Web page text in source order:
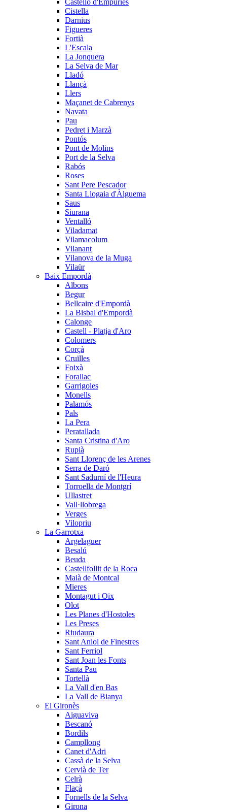
Castelló d'Empúries
Cistella
Darnius
Figueres
Fortià
L'Escala
La Jonquera
La Selva de Mar
Lladó
Llançà
Llers
Maçanet de Cabrenys
Navata
Pau
Pedret i Marzà
Pontós
Pont de Molins
Port de la Selva
Rabós
Roses
Sant Pere Pescador
Santa Llogaia d'Àlguema
Saus
Siurana
Ventalló
Viladamat
Vilamacolum
Vilanant
Vilanova de la Muga
Vilaür
Baix Empordà
Albons
Begur
Bellcaire d'Empordà
La Bisbal d'Empordà
Calonge
Castell - Platja d'Aro
Colomers
Corçà
Cruïlles
Foixà
Forallac
Garrigoles
Monells
Palamós
Pals
La Pera
Peratallada
Santa Cristina d'Aro
Rupià
Sant Llorenç de les Arenes
Serra de Daró
Sant Sadurní de l'Heura
Torroella de Montgrí
Ullastret
Vall·llobrega
Verges
Vilopriu
La Garrotxa
Argelaguer
Besalú
Beuda
Castellfollit de la Roca
Maià de Montcal
Mieres
Montagut i Oix
Olot
Les Planes d'Hostoles
Les Preses
Riudaura
Sant Aniol de Finestres
Sant Ferriol
Sant Joan les Fonts
Santa Pau
Tortellà
La Vall d'en Bas
La Vall de Bianya
El Gironès
Aiguaviva
Bescanó
Bordils
Campllong
Canet d'Adri
Cassà de la Selva
Cervià de Ter
Celrà
Flaçà
Fornells de la Selva
Girona